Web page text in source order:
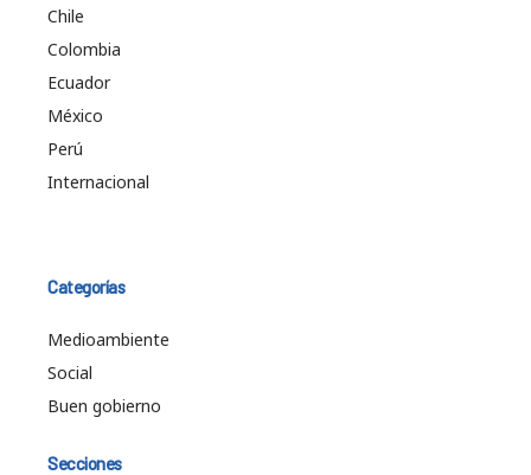
Chile
Colombia
Ecuador
México
Perú
Internacional
Categorías
Medioambiente
Social
Buen gobierno
Secciones